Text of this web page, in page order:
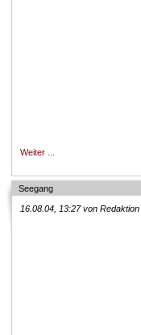
Weiter ...
Seegang
16.08.04, 13:27 von Redaktion